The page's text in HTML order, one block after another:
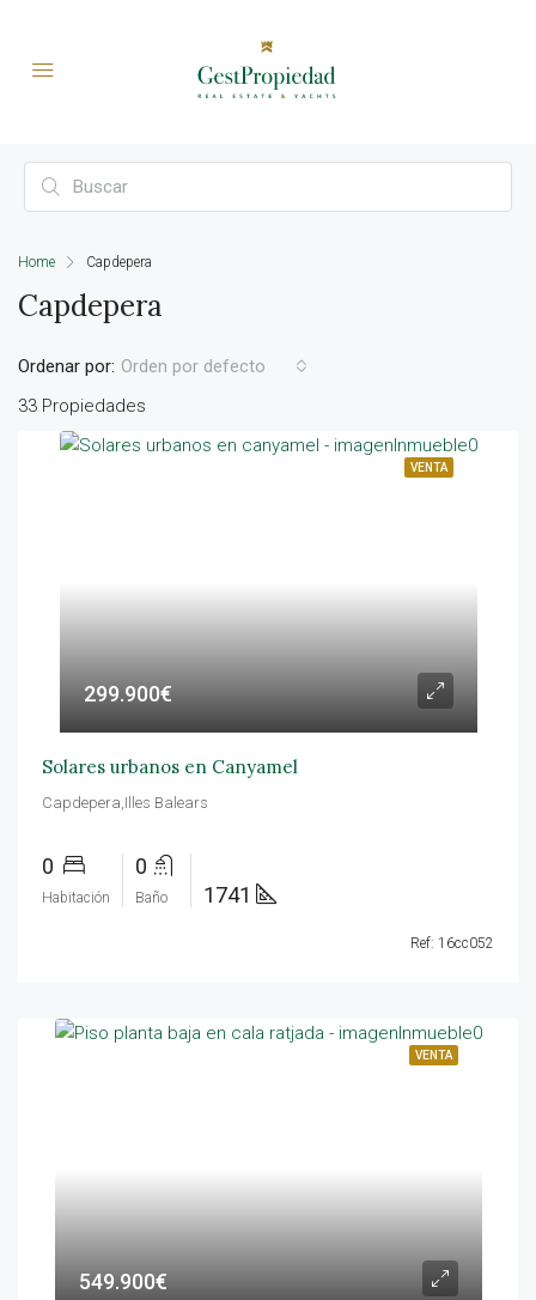
Home Capdepera
Capdepera
33 Propiedades
Ordenar por: Orden por defecto
VENTA
299.900€
Solares urbanos en Canyamel
Capdepera,Illes Balears
0
Habitación
0
Baño 1741
Ref: 16cc052
VENTA
549.900€